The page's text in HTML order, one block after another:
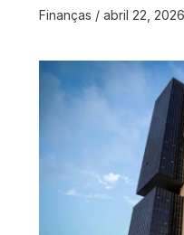
Finanças / abril 22, 2026